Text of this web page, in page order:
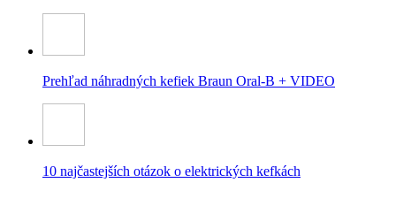
Prehľad náhradných kefiek Braun Oral-B + VIDEO
10 najčastejších otázok o elektrických kefkách